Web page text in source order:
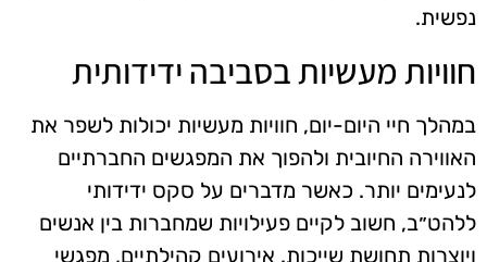
נפשית.
חוויות מעשיות בסביבה ידידותית
במהלך חיי היום-יום, חוויות מעשיות יכולות לשפר את
האווירה החיובית ולהפוך את המפגשים החברתיים
לנעימים יותר. כאשר מדברים על סקס ידידותי
ללהט״ב, חשוב לקיים פעילויות שמחברות בין אנשים
ויוצרות תחושת שייכות. אירועים קהילתיים, מפגשי